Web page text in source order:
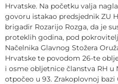
Hrvatske. Na početku valja
govoru istakao predsjednik ZU
brigadir Rozarijo Rozga, da je
proteklih godina, pod
Načelnika Glavnog Stožera
Hrvatske te povodom 26-te
i osme obljetnice članstva RH u
otpočeo u 93. Zrakoplovnoj